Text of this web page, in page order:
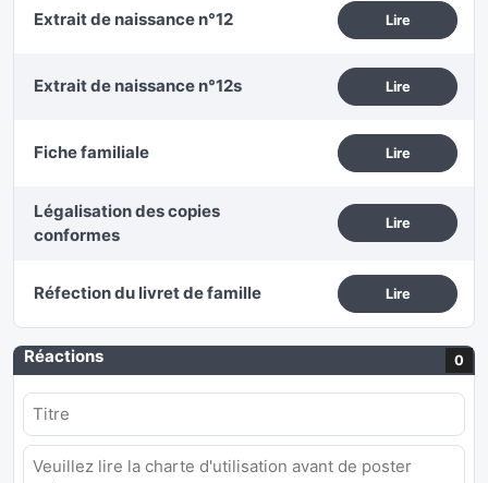
Extrait de naissance n°12 Lire
Extrait de naissance n°12s Lire
Fiche familiale Lire
Légalisation des copies
conformes
Lire
Réfection du livret de famille Lire
Réactions 0